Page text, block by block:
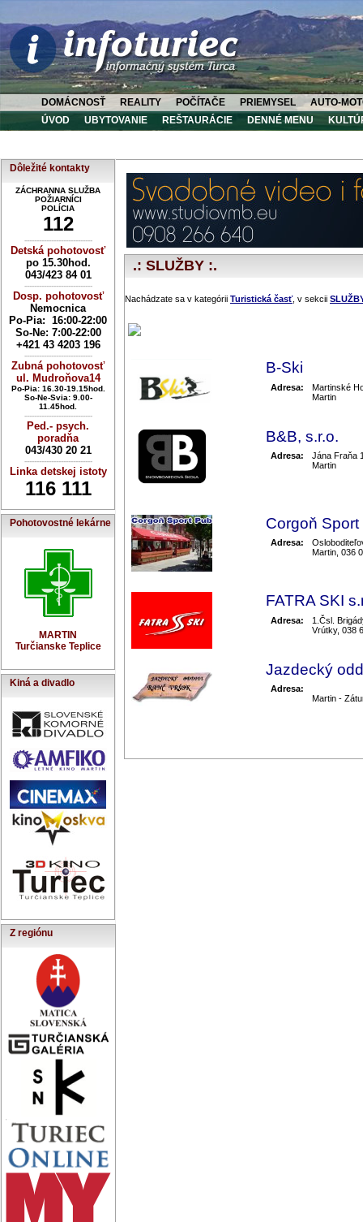
DOMÁCNOSŤ REALITY POČÍTAČE PRIEMYSEL
AUTO-
ÚVOD
UBYTOVANIE REŠTAURÁCIE DENNÉ MENU
Dôležité kontakty
ZÁCHRANNA SLUŽBA
POŽIARNÍCI
POLÍCIA
112
----------------------------
Detská pohotovosť
po 15.30hod.
043/423 84 01
----------------------------
Dosp. pohotovosť
Nemocnica
Po-Pia: 16:00-22:00
So-Ne: 7:00-22:00
+421 43 4203 196
----------------------------
Zubná pohotovosť
ul. Mudroňova14
Po-Pia: 16.30-19.15hod.
So-Ne-Svia: 9.00-
11.45hod.
----------------------------
Ped.- psych.
poradňa
043/430 20 21
----------------------------
Linka detskej istoty
116 111
Pohotovostné lekárne
MARTIN
Turčianske Teplice
Kiná a divadlo
Z regiónu
.: SLUŽBY :.
Nachádzate sa v kategórii Turistická časť, v sekcii
B-Ski
Adresa:
Martinské
Martin
B&B, s.r.o.
Adresa:
Jána Fraňa
Martin
Corgoň Sport
Adresa:
Martin, 036
FATRA SKI
Adresa:
1.Čsl.
Vrútky, 038
Jazdecký
Adresa:
Martin -